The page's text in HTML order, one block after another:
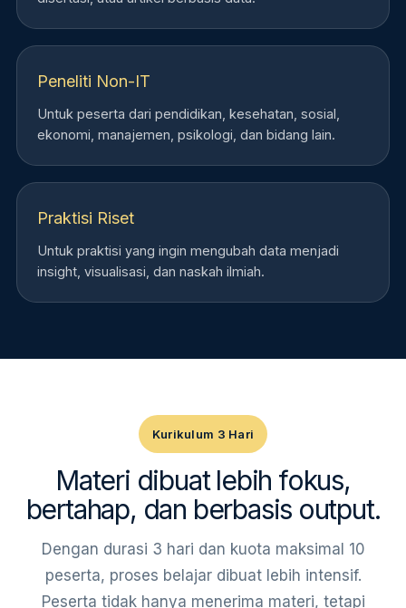
Peneliti Non-IT
Untuk peserta dari pendidikan, kesehatan, sosial,
ekonomi, manajemen, psikologi, dan bidang lain.
Praktisi Riset
Untuk praktisi yang ingin mengubah data menjadi
insight, visualisasi, dan naskah ilmiah.
Kurikulum 3 Hari
Materi dibuat lebih fokus,
bertahap, dan berbasis output.
Dengan durasi 3 hari dan kuota maksimal 10
peserta, proses belajar dibuat lebih intensif.
Peserta tidak hanya menerima materi, tetapi